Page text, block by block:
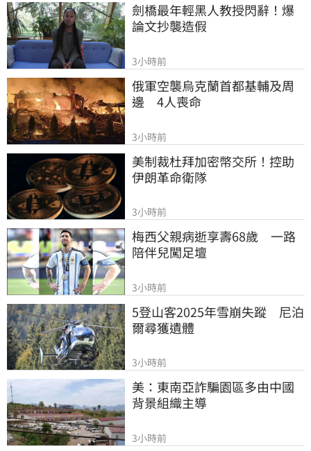
劍橋最年輕黑人教授閃辭！爆
論文抄襲造假
3小時前
俄軍空襲烏克蘭首都基輔及周
邊　4人喪命
3小時前
美制裁杜拜加密幣交所！控助
伊朗革命衛隊
3小時前
梅西父親病逝享壽68歲　一路
陪伴兒闖足壇
3小時前
5登山客2025年雪崩失蹤　尼泊
爾尋獲遺體
3小時前
美：東南亞詐騙園區多由中國
背景組織主導
3小時前